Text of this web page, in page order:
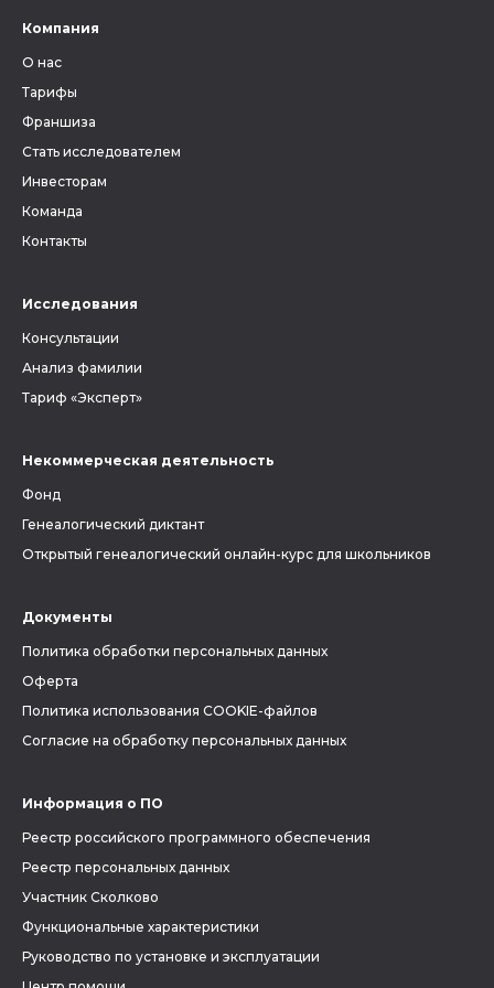
документы, связанные с
людьми, которых вы ищете.
Компания
О нас
Тарифы
Франшиза
Стать исследователем
Инвесторам
Команда
Контакты
Исследования
Консультации
Анализ фамилии
Тариф «Эксперт»
Некоммерческая деятельность
Фонд
Генеалогический диктант
Открытый генеалогический онлайн-курс для школьников
Документы
Политика обработки персональных данных
Оферта
Политика использования COOKIE-файлов
Согласие на обработку персональных данных
Информация о ПО
Реестр российского программного обеспечения
Реестр персональных данных
Участник Сколково
Функциональные характеристики
Руководство по установке и эксплуатации